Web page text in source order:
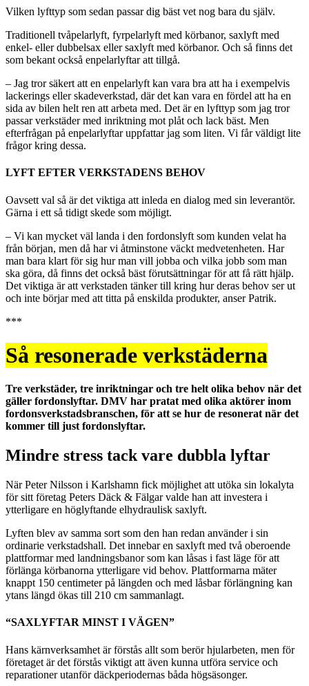
Vilken lyfttyp som sedan passar dig bäst vet nog bara du själv.
Traditionell tvåpelarlyft, fyrpelarlyft med körbanor, saxlyft med
enkel- eller dubbelsax eller saxlyft med körbanor. Och så finns det
som bekant också enpelarlyftar att tillgå.
– Jag tror säkert att en enpelarlyft kan vara bra att ha i exempelvis
lackerings eller skadeverkstad, där det kan vara en fördel att ha en
sida av bilen helt ren att arbeta med. Det är en lyfttyp som jag tror
passar verkstäder med inriktning mot plåt och lack bäst. Men
efterfrågan på enpelarlyftar uppfattar jag som liten. Vi får väldigt lite
frågor kring dessa.
LYFT EFTER VERKSTADENS BEHOV
Oavsett val så är det viktiga att inleda en dialog med sin leverantör.
Gärna i ett så tidigt skede som möjligt.
– Vi kan mycket väl landa i den fordonslyft som kunden velat ha
från början, men då har vi åtminstone väckt medvetenheten. Har
man bara klart för sig hur man vill jobba och vilka jobb som man
ska göra, då finns det också bäst förutsättningar för att få rätt hjälp.
Det viktiga är att verkstaden tänker till kring hur deras behov ser ut
och inte börjar med att titta på enskilda produkter, anser Patrik.
***
Så resonerade verkstäderna
Tre verkstäder, tre inriktningar och tre helt olika behov när det
gäller fordonslyftar. DMV har pratat med olika aktörer inom
fordonsverkstadsbranschen, för att se hur de resonerat när det
kommer till just fordonslyftar.
Mindre stress tack vare dubbla lyftar
När Peter Nilsson i Karlshamn fick möjlighet att utöka sin lokalyta
för sitt företag Peters Däck & Fälgar valde han att investera i
ytterligare en höglyftande elhydraulisk saxlyft.
Lyften blev av samma sort som den han redan använder i sin
ordinarie verkstadshall. Det innebar en saxlyft med två oberoende
plattformar med landningsbanor som kan låsas i fast läge för att
förlänga körbanorna ytterligare vid behov. Plattformarna mäter
knappt 150 centimeter på längden och med låsbar förlängning kan
ytans längd ökas till 210 cm sammanlagt.
“SAXLYFTAR MINST I VÄGEN”
Hans kärnverksamhet är förstås allt som berör hjularbeten, men för
företaget är det förstås viktigt att även kunna utföra service och
reparationer utanför däckperiodernas båda högsäsonger.